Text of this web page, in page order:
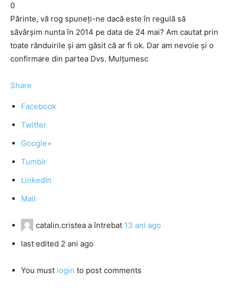
0
Părinte, vă rog spuneţi-ne dacă este în regulă să
săvârşim nunta în 2014 pe data de 24 mai? Am cautat prin
toate rânduirile şi am găsit că ar fi ok. Dar am nevoie şi o
confirmare din partea Dvs. Mulţumesc
Share
Facebook
Twitter
Google+
Tumblr
LinkedIn
Mail
catalin.cristea a întrebat 13 ani ago
last edited 2 ani ago
You must login to post comments